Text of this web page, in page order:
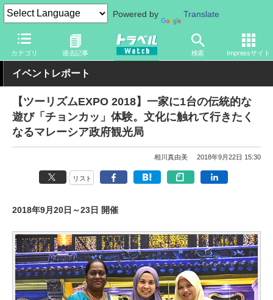
Powered by Translate
カテゴリ 過去記事 検索 Impressサイト
トラベル Watch イベント ツーリズムEXPOジャパン 2018
イベントレポート
【ツーリズムEXPO 2018】一家に1台の伝統的な
遊び「チョンカッ」体験。文化に触れて行きたく
なるマレーシア政府観光局
相川真由美 2018年9月22日 15:30
リスト
2018年9月20日～23日 開催